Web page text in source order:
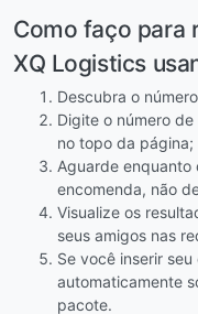
Como faço para
XQ Logistics
Descubra o
Digite o número
no topo da página;
Aguarde enquanto
encomenda, não
Visualize os
seus amigos nas
Se você inserir
automaticamente
pacote.